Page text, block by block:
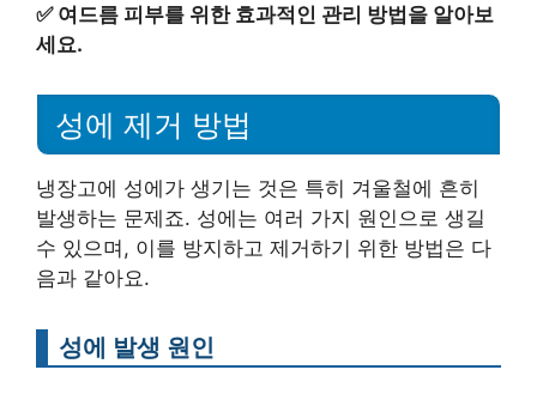
✅ 여드름 피부를 위한 효과적인 관리 방법을 알아보
세요.
성에 제거 방법
냉장고에 성에가 생기는 것은 특히 겨울철에 흔히
발생하는 문제죠. 성에는 여러 가지 원인으로 생길
수 있으며, 이를 방지하고 제거하기 위한 방법은 다
음과 같아요.
성에 발생 원인